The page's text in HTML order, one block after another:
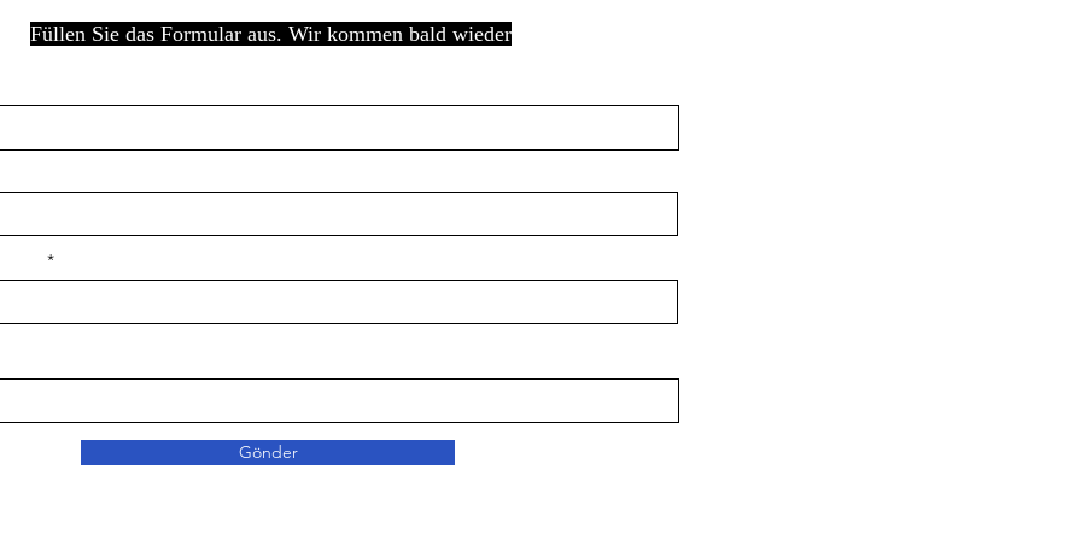
Füllen Sie das Formular aus. Wir kommen bald wieder
Gönder